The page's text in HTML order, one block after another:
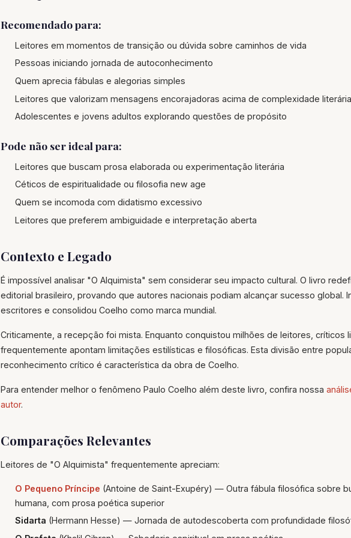
Recomendado para:
Leitores em momentos de transição ou dúvida sobre caminhos de vida
Pessoas iniciando jornada de autoconhecimento
Quem aprecia fábulas e alegorias simples
Leitores que valorizam mensagens encorajadoras acima de complexidade literária
Adolescentes e jovens adultos explorando questões de propósito
Pode não ser ideal para:
Leitores que buscam prosa elaborada ou experimentação literária
Céticos de espiritualidade ou filosofia new age
Quem se incomoda com didatismo excessivo
Leitores que preferem ambiguidade e interpretação aberta
Contexto e Legado
É impossível analisar "O Alquimista" sem considerar seu impacto cultural. O livro
editorial brasileiro, provando que autores nacionais podiam alcançar sucesso global.
escritores e consolidou Coelho como marca mundial.
Criticamente, a recepção foi mista. Enquanto conquistou milhões de leitores, críticos
frequentemente apontam limitações estilísticas e filosóficas. Esta divisão entre
reconhecimento crítico é característica da obra de Coelho.
Para entender melhor o fenômeno Paulo Coelho além deste livro, confira nossa
autor.
Comparações Relevantes
Leitores de "O Alquimista" frequentemente apreciam:
O Pequeno Príncipe (Antoine de Saint-Exupéry) — Outra fábula filosófica sobre
humana, com prosa poética superior
Sidarta (Hermann Hesse) — Jornada de autodescoberta com profundidade